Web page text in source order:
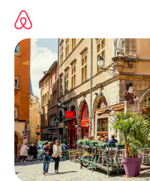
contenido